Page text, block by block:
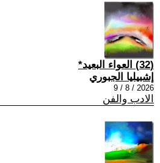
(32) العواء البعيد*
إشبيليا الجبوري
2026 / 8 / 9
الادب والفن